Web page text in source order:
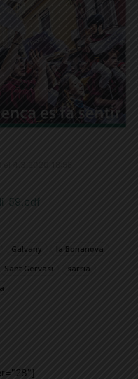
Galvany
la Bonanova
Sant Gervasi
sarria